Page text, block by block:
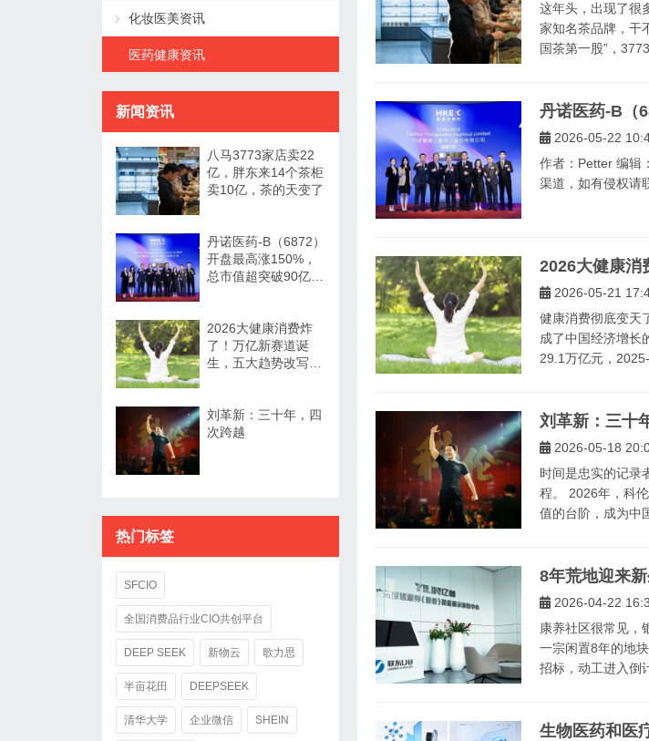
这年头，出现了很
家知名茶品牌，干
国茶第一股”，
丹诺医药-B（
2026-05-22
作者：Petter 编辑
渠道，如有侵权请
2026大健康消
2026-05-21
健康消费彻底变天
成了中国经济增长
29.1万亿元，
刘革新：三十
2026-05-18
时间是忠实的记录
程。 2026年，科
值的台阶，成为中
8年荒地迎来
2026-04-22
康养社区很常见，
一宗闲置8年的地
招标，动工进入倒
生物医药和医
化妆医美资讯
医药健康资讯
新闻资讯
八马3773家店卖22
亿，胖东来14个茶柜
卖10亿，茶的天变了
丹诺医药-B（6872）
开盘最高涨150%，
总市值超突破90亿港
2026大健康消费炸
了！万亿新赛道诞
生，五大趋势改写行
刘革新：三十年，四
次跨越
热门标签
SFCIO
全国消费品行业CIO共创平台
DEEP SEEK 新物云 歌力思
半亩花田 DEEPSEEK
清华大学 企业微信 SHEIN